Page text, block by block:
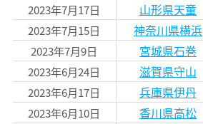
2023年7月17日
山形県天童
2023年7月15日
神奈川県横浜
2023年7月9日
宮城県石巻
2023年6月24日
滋賀県守山
2023年6月17日
兵庫県伊丹
2023年6月10日
香川県高松